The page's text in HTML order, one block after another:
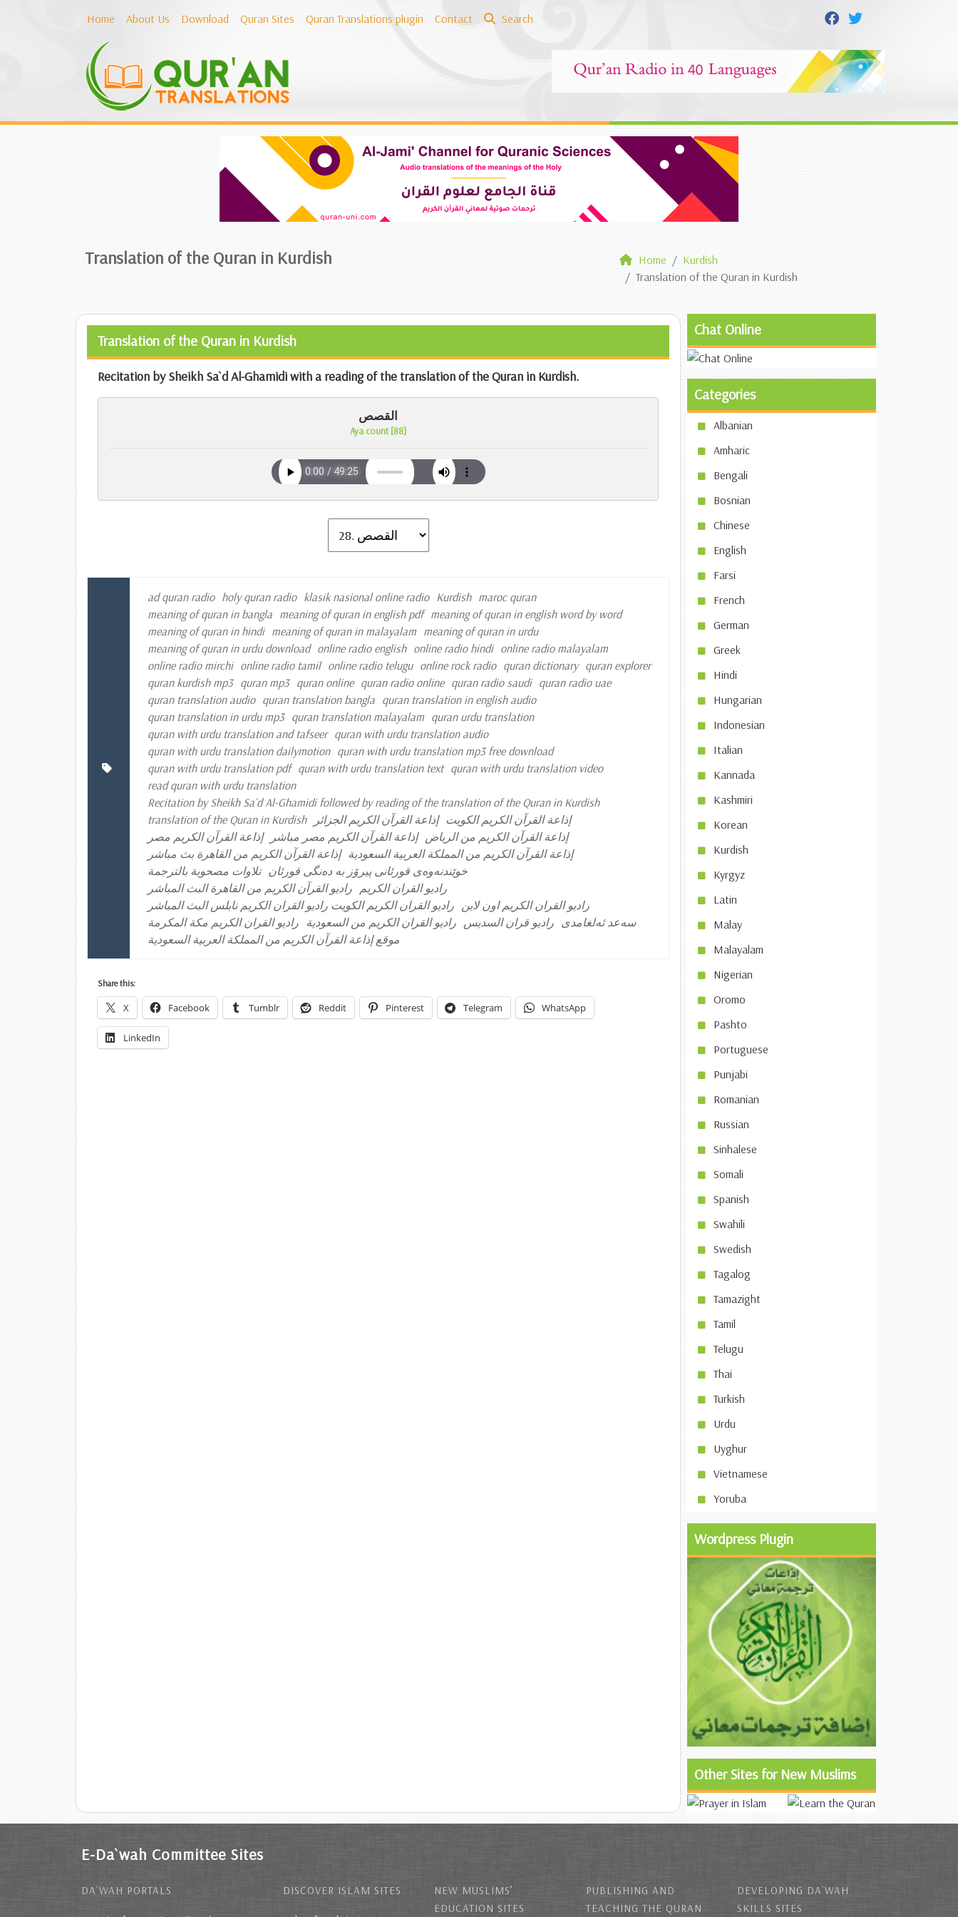
Home About Us Download Quran Sites Quran Translations plugin Contact Search
Translation of the Quran in Kurdish Home
Kurdish
Translation of the Quran in Kurdish
Translation of the Quran in Kurdish
Recitation by Sheikh Sa`d Al-Ghamidi with a reading of the translation of the Quran in Kurdish.
القصص
Aya count [88]
ad quran radio holy quran radio klasik nasional online radio Kurdish maroc quran
meaning of quran in bangla meaning of quran in english pdf meaning of quran in english word by word
meaning of quran in hindi meaning of quran in malayalam meaning of quran in urdu
meaning of quran in urdu download online radio english online radio hindi online radio malayalam
online radio mirchi online radio tamil online radio telugu online rock radio quran dictionary quran explorer
quran kurdish mp3 quran mp3 quran online quran radio online quran radio saudi quran radio uae
quran translation audio quran translation bangla quran translation in english audio
quran translation in urdu mp3 quran translation malayalam quran urdu translation
quran with urdu translation and tafseer quran with urdu translation audio
quran with urdu translation dailymotion quran with urdu translation mp3 free download
quran with urdu translation pdf quran with urdu translation text quran with urdu translation video
read quran with urdu translation
Recitation by Sheikh Sa`d Al-Ghamidi followed by reading of the translation of the Quran in Kurdish
translation of the Quran in Kurdish
إذاعة القرآن الكريم الجزائر إذاعة القرآن الكريم الكويت
إذاعة القرآن الكريم مصر
إذاعة القرآن الكريم مصر مباشر إذاعة القرآن الكريم من الرياض
إذاعة القرآن الكريم من القاهرة بث مباشر إذاعة القرآن الكريم من المملكة العربية السعودية
تلاوات مصحوبة بالترجمة خوێندنه‌وه‌ی قورئانی پیرۆز به‌ ده‌نگی قورئان
راديو القرآن الكريم من القاهرة البث المباشر راديو القران الكريم
راديو القران الكريم الكويت راديو القران الكريم نابلس البث المباشر راديو القران الكريم اون لاين
راديو القران الكريم مكة المكرمة راديو القران الكريم من السعودية راديو قران السديس سه‌عد ئه‌لغامدی
موقع إذاعة القرآن الكريم من المملكة العربية السعودية
Share this:
X Facebook Tumblr Reddit Pinterest Telegram WhatsApp
LinkedIn
Chat Online
Categories
Albanian
Amharic
Bengali
Bosnian
Chinese
English
Farsi
French
German
Greek
Hindi
Hungarian
Indonesian
Italian
Kannada
Kashmiri
Korean
Kurdish
Kyrgyz
Latin
Malay
Malayalam
Nigerian
Oromo
Pashto
Portuguese
Punjabi
Romanian
Russian
Sinhalese
Somali
Spanish
Swahili
Swedish
Tagalog
Tamazight
Tamil
Telugu
Thai
Turkish
Urdu
Uyghur
Vietnamese
Yoruba
Wordpress Plugin
Other Sites for New Muslims
E-Da`wah Committee Sites
DA`WAH PORTALS DISCOVER ISLAM SITES
NEW MUSLIMS’
EDUCATION SITES
PUBLISHING AND
TEACHING THE QURAN
DEVELOPING DA`WAH
SKILLS SITES